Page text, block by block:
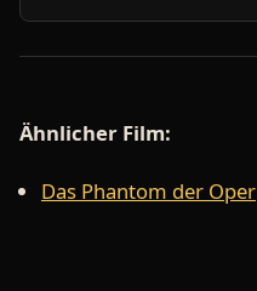
Ähnlicher Film:
Das Phantom der Oper